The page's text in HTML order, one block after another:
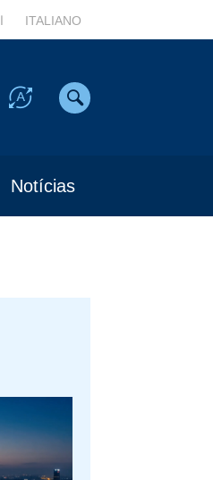
ITALIANO
Notícias